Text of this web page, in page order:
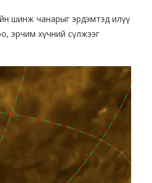
шинж чанарыг эрдэмтэд илүү
эрчим хүчний сүлжээг